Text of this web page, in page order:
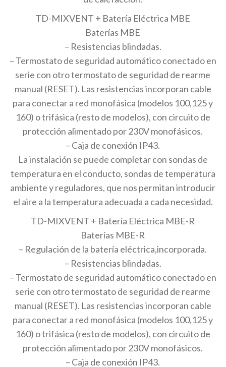
TD-MIXVENT + Batería Eléctrica MBE
Baterías MBE
– Resistencias blindadas.
– Termostato de seguridad automático conectado en
serie con otro termostato de seguridad de rearme
manual (RESET). Las resistencias incorporan cable
para conectar a red monofásica (modelos 100,125 y
160) o trifásica (resto de modelos), con circuito de
protección alimentado por 230V monofásicos.
– Caja de conexión IP43.
La instalación se puede completar con sondas de
temperatura en el conducto, sondas de temperatura
ambiente y reguladores, que nos permitan introducir
el aire a la temperatura adecuada a cada necesidad.
TD-MIXVENT + Batería Eléctrica MBE-R
Baterías MBE-R
– Regulación de la batería eléctrica,incorporada.
– Resistencias blindadas.
– Termostato de seguridad automático conectado en
serie con otro termostato de seguridad de rearme
manual (RESET). Las resistencias incorporan cable
para conectar a red monofásica (modelos 100,125 y
160) o trifásica (resto de modelos), con circuito de
protección alimentado por 230V monofásicos.
– Caja de conexión IP43.